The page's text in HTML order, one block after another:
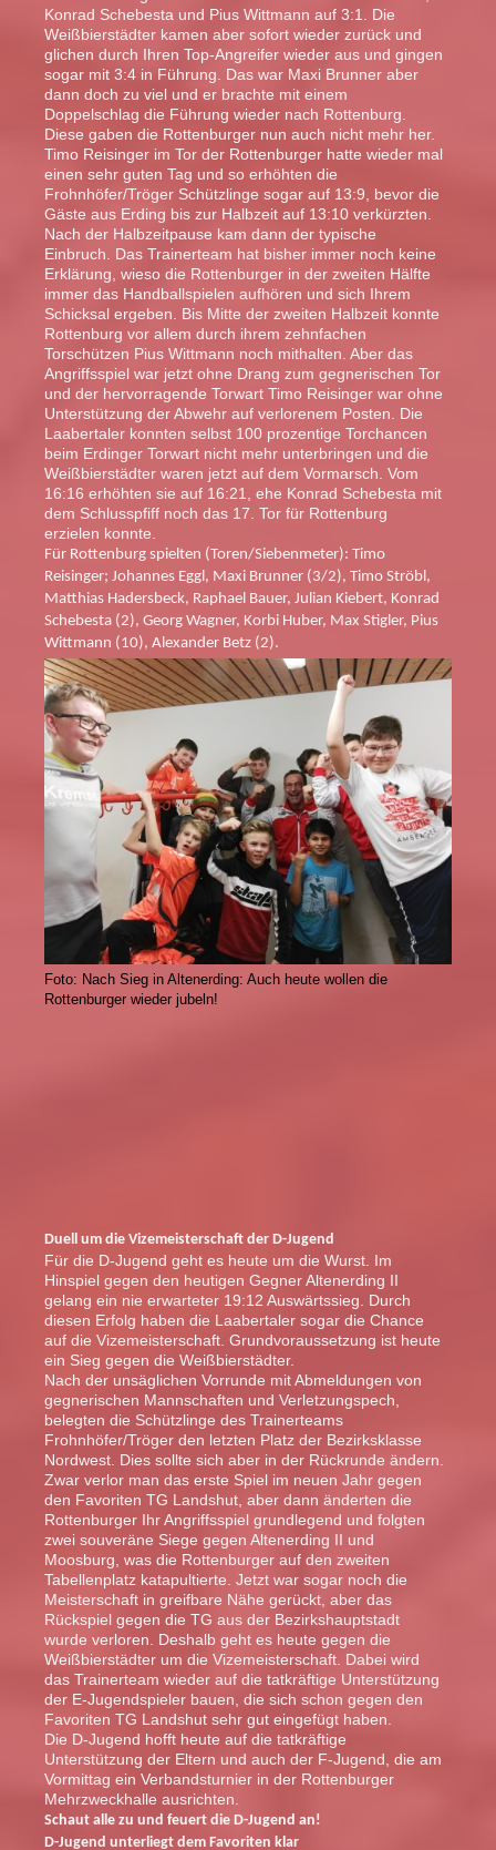
Konrad Schebesta und Pius Wittmann auf 3:1. Die
Weißbierstädter kamen aber sofort wieder zurück und
glichen durch Ihren Top-Angreifer wieder aus und gingen
sogar mit 3:4 in Führung. Das war Maxi Brunner aber
dann doch zu viel und er brachte mit einem
Doppelschlag die Führung wieder nach Rottenburg.
Diese gaben die Rottenburger nun auch nicht mehr her.
Timo Reisinger im Tor der Rottenburger hatte wieder mal
einen sehr guten Tag und so erhöhten die
Frohnhöfer/Tröger Schützlinge sogar auf 13:9, bevor die
Gäste aus Erding bis zur Halbzeit auf 13:10 verkürzten.
Nach der Halbzeitpause kam dann der typische
Einbruch. Das Trainerteam hat bisher immer noch keine
Erklärung, wieso die Rottenburger in der zweiten Hälfte
immer das Handballspielen aufhören und sich Ihrem
Schicksal ergeben. Bis Mitte der zweiten Halbzeit konnte
Rottenburg vor allem durch ihrem zehnfachen
Torschützen Pius Wittmann noch mithalten. Aber das
Angriffsspiel war jetzt ohne Drang zum gegnerischen Tor
und der hervorragende Torwart Timo Reisinger war ohne
Unterstützung der Abwehr auf verlorenem Posten. Die
Laabertaler konnten selbst 100 prozentige Torchancen
beim Erdinger Torwart nicht mehr unterbringen und die
Weißbierstädter waren jetzt auf dem Vormarsch. Vom
16:16 erhöhten sie auf 16:21, ehe Konrad Schebesta mit
dem Schlusspfiff noch das 17. Tor für Rottenburg
erzielen konnte.
Für Rottenburg spielten (Toren/Siebenmeter): Timo
Reisinger; Johannes Eggl, Maxi Brunner (3/2), Timo Ströbl,
Matthias Hadersbeck, Raphael Bauer, Julian Kiebert, Konrad
Schebesta (2), Georg Wagner, Korbi Huber, Max Stigler, Pius
Wittmann (10), Alexander Betz (2).
Foto: Nach Sieg in Altenerding: Auch heute wollen die
Rottenburger wieder jubeln!
Duell um die Vizemeisterschaft der D-Jugend
Für die D-Jugend geht es heute um die Wurst. Im
Hinspiel gegen den heutigen Gegner Altenerding II
gelang ein nie erwarteter 19:12 Auswärtssieg. Durch
diesen Erfolg haben die Laabertaler sogar die Chance
auf die Vizemeisterschaft. Grundvoraussetzung ist heute
ein Sieg gegen die Weißbierstädter.
Nach der unsäglichen Vorrunde mit Abmeldungen von
gegnerischen Mannschaften und Verletzungspech,
belegten die Schützlinge des Trainerteams
Frohnhöfer/Tröger den letzten Platz der Bezirksklasse
Nordwest. Dies sollte sich aber in der Rückrunde ändern.
Zwar verlor man das erste Spiel im neuen Jahr gegen
den Favoriten TG Landshut, aber dann änderten die
Rottenburger Ihr Angriffsspiel grundlegend und folgten
zwei souveräne Siege gegen Altenerding II und
Moosburg, was die Rottenburger auf den zweiten
Tabellenplatz katapultierte. Jetzt war sogar noch die
Meisterschaft in greifbare Nähe gerückt, aber das
Rückspiel gegen die TG aus der Bezirkshauptstadt
wurde verloren. Deshalb geht es heute gegen die
Weißbierstädter um die Vizemeisterschaft. Dabei wird
das Trainerteam wieder auf die tatkräftige Unterstützung
der E-Jugendspieler bauen, die sich schon gegen den
Favoriten TG Landshut sehr gut eingefügt haben.
Die D-Jugend hofft heute auf die tatkräftige
Unterstützung der Eltern und auch der F-Jugend, die am
Vormittag ein Verbandsturnier in der Rottenburger
Mehrzweckhalle ausrichten.
Schaut alle zu und feuert die D-Jugend an!
D-Jugend unterliegt dem Favoriten klar